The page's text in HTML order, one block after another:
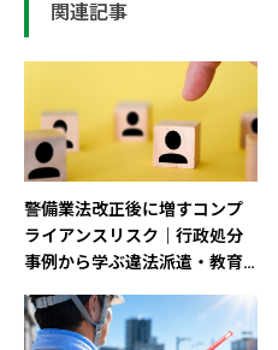
関連記事
警備業法改正後に増すコンプ
ライアンスリスク｜行政処分
事例から学ぶ違法派遣・教育